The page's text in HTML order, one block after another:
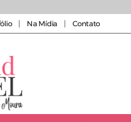
Na Mídia Contato